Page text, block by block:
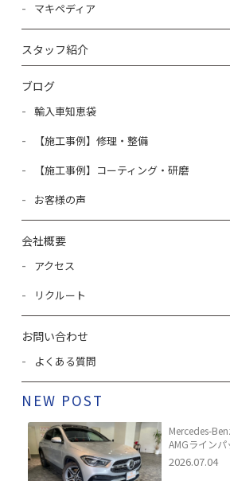
マキペディア
スタッフ紹介
ブログ
輸入車知恵袋
【施工事例】修理・整備
【施工事例】コーティング・研磨
お客様の声
会社概要
アクセス
リクルート
お問い合わせ
よくある質問
NEW POST
Mercedes-
AMGライン
2026.07.04